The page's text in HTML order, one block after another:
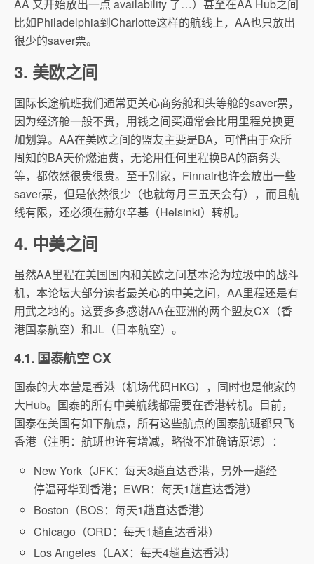
AA 又开始放出一点 availability 了…）甚至在AA Hub之间
比如Philadelphia到Charlotte这样的航线上，AA也只放出
很少的saver票。
3. 美欧之间
国际长途航班我们通常更关心商务舱和头等舱的saver票，
因为经济舱一般不贵，用钱之间买通常会比用里程兑换更
加划算。AA在美欧之间的盟友主要是BA，可惜由于众所
周知的BA天价燃油费，无论用任何里程换BA的商务头
等，都依然很贵很贵。至于别家，Finnair也许会放出一些
saver票，但是依然很少（也就每月三五天会有），而且航
线有限，还必须在赫尔辛基（Helsinki）转机。
4. 中美之间
虽然AA里程在美国国内和美欧之间基本沦为垃圾中的战斗
机，本论坛大部分读者最关心的中美之间，AA里程还是有
用武之地的。这要多多感谢AA在亚洲的两个盟友CX（香
港国泰航空）和JL（日本航空）。
4.1. 国泰航空 CX
国泰的大本营是香港（机场代码HKG），同时也是他家的
大Hub。国泰的所有中美航线都需要在香港转机。目前，
国泰在美国有如下航点，所有这些航点的国泰航班都只飞
香港（注明：航班也许有增减，略微不准确请原谅）：
New York（JFK：每天3趟直达香港，另外一趟经
停温哥华到香港；EWR：每天1趟直达香港）
Boston（BOS：每天1趟直达香港）
Chicago（ORD：每天1趟直达香港）
Los Angeles（LAX：每天4趟直达香港）